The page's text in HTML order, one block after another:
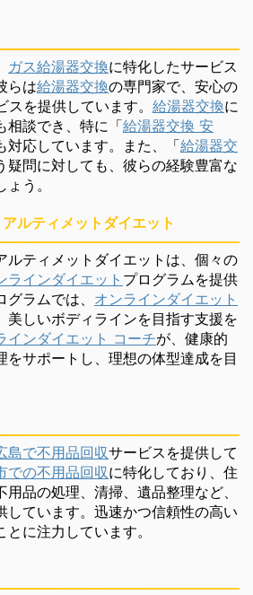
ガス給湯器交換に特化したサービス
らは給湯器交換の専門家で、安心の
を提供しています。 給湯器交換に
相談でき、特に「給湯器交換 安
対応しています。また、「給湯器交
疑問に対しても、彼らの経験豊富な
う。
ルティメットダイエット
ルティメットダイエットは、個々の
ラインダイエット プログラムを提供
ラムでは、 オンラインダイエット
美しいボディラインを目指す支援を
インダイエット コーチが、健康的
をサポートし、理想の体型達成を目
島で不用品回収サービスを提供して
での不用品回収に特化しており、住
品の処理、清掃、遺品整理など、
しています。迅速かつ信頼性の高い
に注力しています。